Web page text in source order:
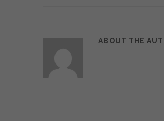
ABOUT THE